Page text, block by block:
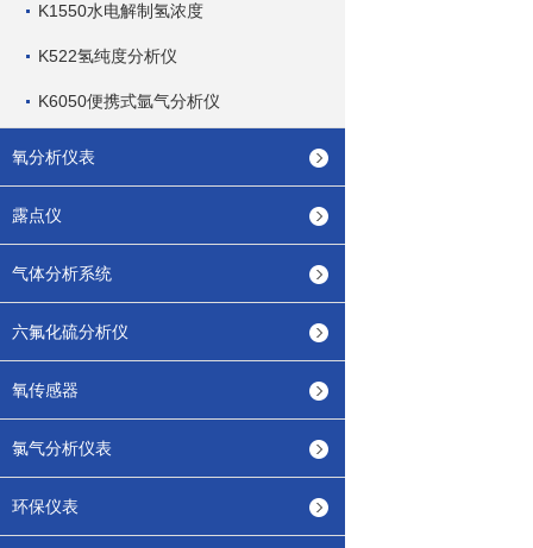
K1550水电解制氢浓度
K522氢纯度分析仪
K6050便携式氩气分析仪
氧分析仪表
露点仪
气体分析系统
六氟化硫分析仪
氧传感器
氯气分析仪表
环保仪表